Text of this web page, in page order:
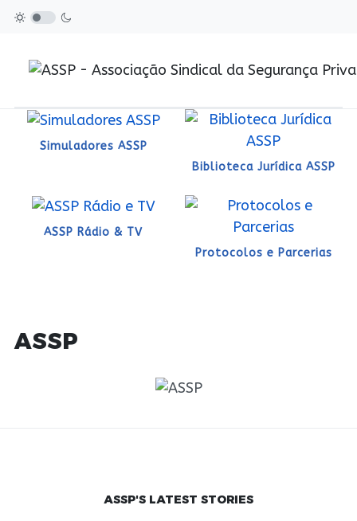
Simuladores ASSP
Biblioteca Jurídica ASSP
ASSP Rádio & TV
Protocolos e Parcerias
ASSP
ASSP'S LATEST STORIES